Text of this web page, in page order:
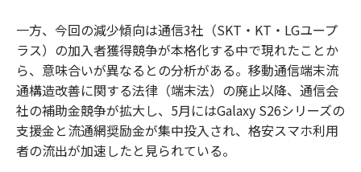
一方、今回の減少傾向は通信3社（SKT・KT・LGユープ
ラス）の加入者獲得競争が本格化する中で現れたことか
ら、意味合いが異なるとの分析がある。移動通信端末流
通構造改善に関する法律（端末法）の廃止以降、通信会
社の補助金競争が拡大し、5月にはGalaxy S26シリーズの
支援金と流通網奨励金が集中投入され、格安スマホ利用
者の流出が加速したと見られている。